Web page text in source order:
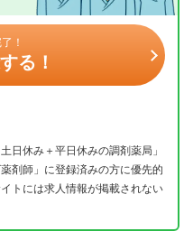
！
る！
日休み＋平日休みの調剤薬局」
剤師」に登録済みの方に優先的
トには求人情報が掲載されない